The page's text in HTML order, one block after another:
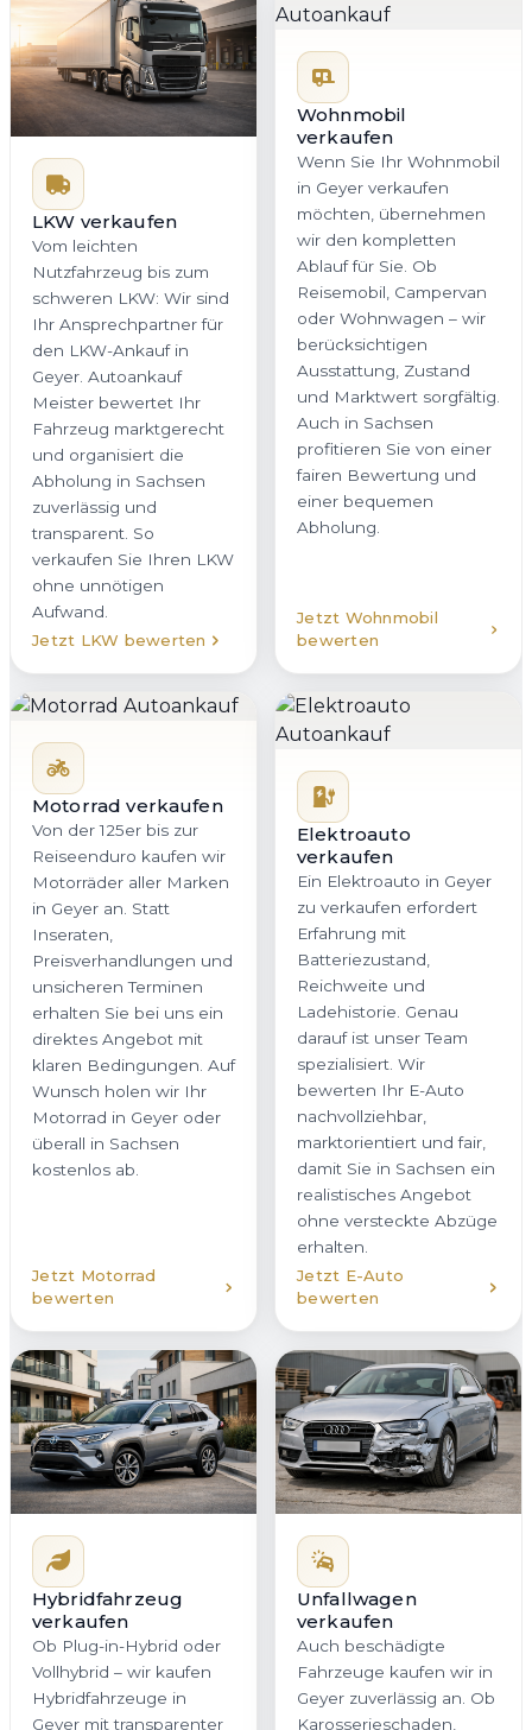
LKW verkaufen
Vom leichten
Nutzfahrzeug bis zum
schweren LKW: Wir sind
Ihr Ansprechpartner für
den LKW-Ankauf in
Geyer. Autoankauf
Meister bewertet Ihr
Fahrzeug marktgerecht
und organisiert die
Abholung in Sachsen
zuverlässig und
transparent. So
verkaufen Sie Ihren LKW
ohne unnötigen
Aufwand.
Jetzt LKW bewerten
Wohnmobil
verkaufen
Wenn Sie Ihr Wohnmobil
in Geyer verkaufen
möchten, übernehmen
wir den kompletten
Ablauf für Sie. Ob
Reisemobil, Campervan
oder Wohnwagen – wir
berücksichtigen
Ausstattung, Zustand
und Marktwert sorgfältig.
Auch in Sachsen
profitieren Sie von einer
fairen Bewertung und
einer bequemen
Abholung.
Jetzt Wohnmobil
bewerten
Motorrad verkaufen
Von der 125er bis zur
Reiseenduro kaufen wir
Motorräder aller Marken
in Geyer an. Statt
Inseraten,
Preisverhandlungen und
unsicheren Terminen
erhalten Sie bei uns ein
direktes Angebot mit
klaren Bedingungen. Auf
Wunsch holen wir Ihr
Motorrad in Geyer oder
überall in Sachsen
kostenlos ab.
Jetzt Motorrad
bewerten
Elektroauto
verkaufen
Ein Elektroauto in Geyer
zu verkaufen erfordert
Erfahrung mit
Batteriezustand,
Reichweite und
Ladehistorie. Genau
darauf ist unser Team
spezialisiert. Wir
bewerten Ihr E-Auto
nachvollziehbar,
marktorientiert und fair,
damit Sie in Sachsen ein
realistisches Angebot
ohne versteckte Abzüge
erhalten.
Jetzt E-Auto
bewerten
Hybridfahrzeug
verkaufen
Ob Plug-in-Hybrid oder
Vollhybrid – wir kaufen
Hybridfahrzeuge in
Geyer mit transparenter
Unfallwagen
verkaufen
Auch beschädigte
Fahrzeuge kaufen wir in
Geyer zuverlässig an. Ob
Karosserieschaden,